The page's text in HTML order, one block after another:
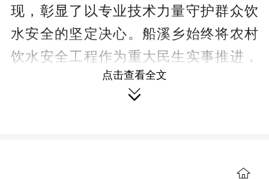
现，彰显了以专业技术力量守护群众饮
水安全的坚定决心。 船溪乡始终将农村
饮水安全工程作为重大民生实事推进，
持续加强水源保护、净化消毒及末梢水
水质监测全链条管理，让汩汩清流不
点击查看全文
